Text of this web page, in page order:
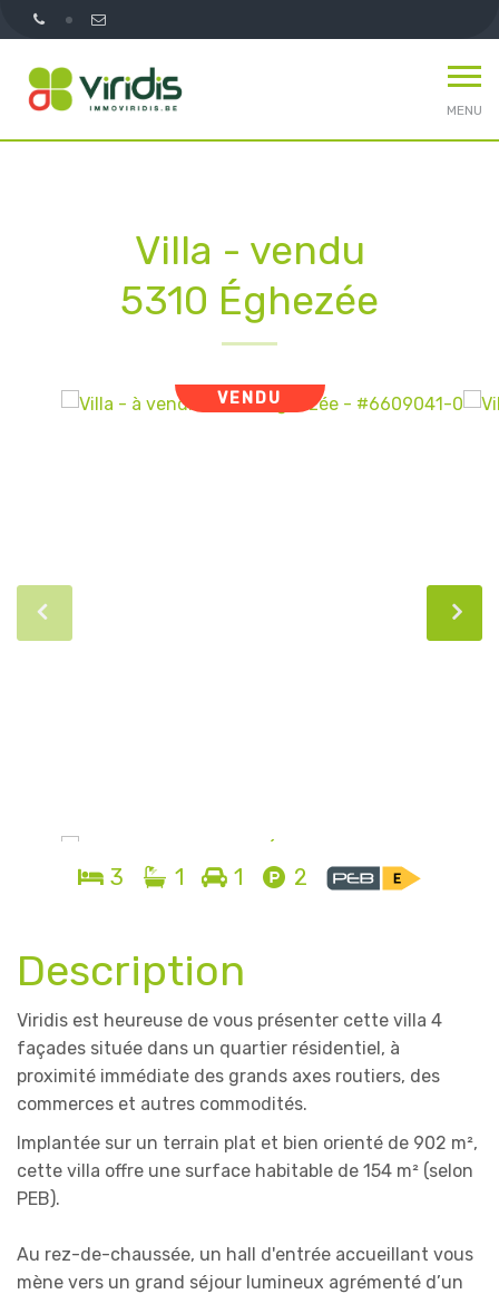
MENU
Villa - vendu
5310 Éghezée
VENDU
3 1 1 2
Description
Viridis est heureuse de vous présenter cette villa 4
façades située dans un quartier résidentiel, à
proximité immédiate des grands axes routiers, des
commerces et autres commodités.
Implantée sur un terrain plat et bien orienté de 902 m²,
cette villa offre une surface habitable de 154 m² (selon
PEB).
Au rez-de-chaussée, un hall d'entrée accueillant vous
mène vers un grand séjour lumineux agrémenté d’un